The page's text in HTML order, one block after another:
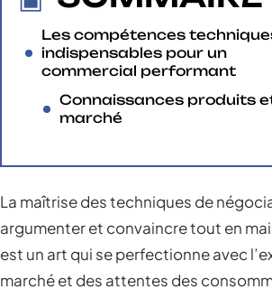
Les compétences
indispensables pour un
commercial performant
Connaissances produits
marché
La maîtrise des techniques de
argumenter et convaincre tout en
est un art qui se perfectionne avec
marché et des attentes des